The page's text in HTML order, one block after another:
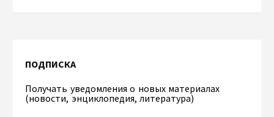
ПОДПИСКА
Получать уведомления о новых материалах
(новости, энциклопедия, литература)